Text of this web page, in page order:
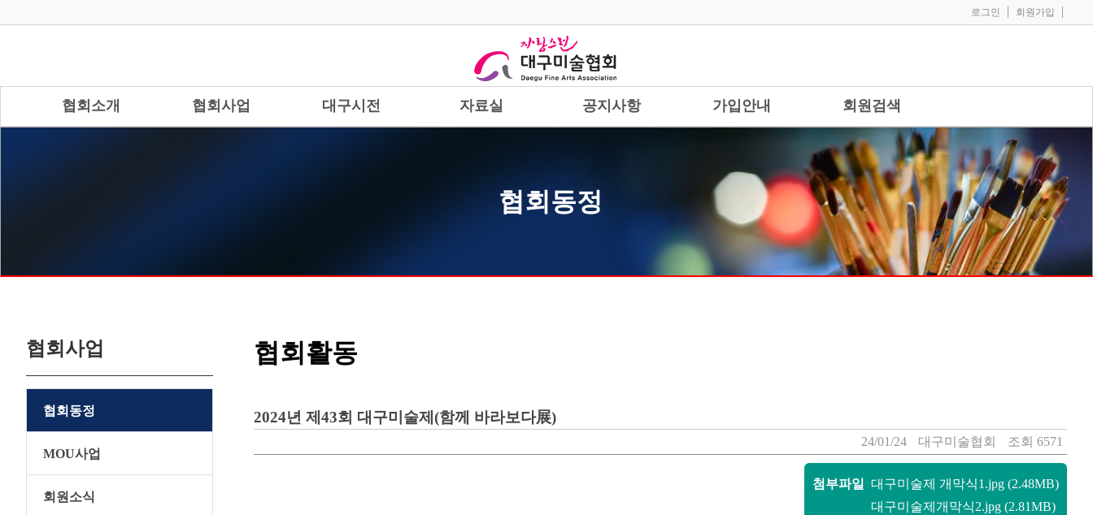
로그인 | 회원가입 |
협회소개 협회사업 대구시전 자료실 공지사항 가입안내 회원검색
협회동정
협회사업
협회동정
MOU사업
회원소식
협회활동
2024년 제43회 대구미술제(함께 바라보다展)
24/01/24 대구미술협회 조회 6571
첨부파일 대구미술제 개막식1.jpg (2.48MB)
대구미술제개막식2.jpg (2.81MB)